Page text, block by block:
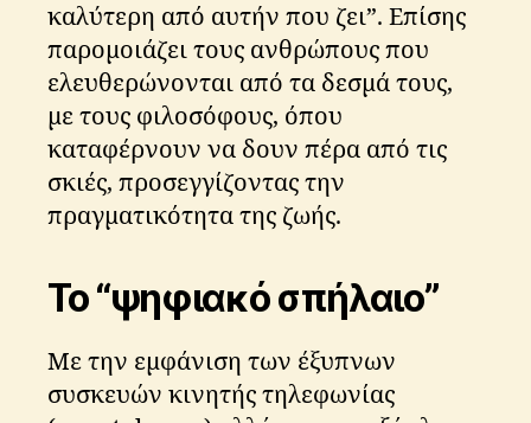
καλύτερη από αυτήν που ζει”. Επίσης
παρομοιάζει τους ανθρώπους που
ελευθερώνονται από τα δεσμά τους,
με τους φιλοσόφους, όπου
καταφέρνουν να δουν πέρα από τις
σκιές, προσεγγίζοντας την
πραγματικότητα της ζωής.
Το “ψηφιακό σπήλαιο”
Με την εμφάνιση των έξυπνων
συσκευών κινητής τηλεφωνίας